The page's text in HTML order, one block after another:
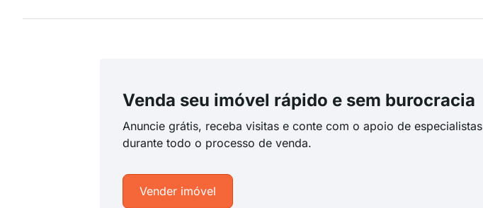
Venda seu imóvel rápido e sem burocracia
Anuncie grátis, receba visitas e conte com o apoio de especialistas
durante todo o processo de venda.
Vender imóvel